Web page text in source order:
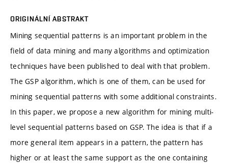
ORIGINÁLNÍ ABSTRAKT
Mining sequential patterns is an important problem in the
field of data mining and many algorithms and optimization
techniques have been published to deal with that problem.
The GSP algorithm, which is one of them, can be used for
mining sequential patterns with some additional constraints.
In this paper, we propose a new algorithm for mining multi-
level sequential patterns based on GSP. The idea is that if a
more general item appears in a pattern, the pattern has
higher or at least the same support as the one containing